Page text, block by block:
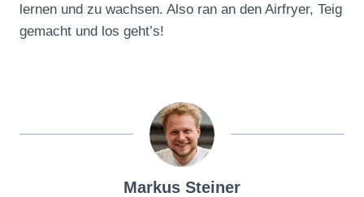
lernen und zu wachsen. Also ran an den Airfryer, Teig
gemacht und los geht’s!
Markus Steiner